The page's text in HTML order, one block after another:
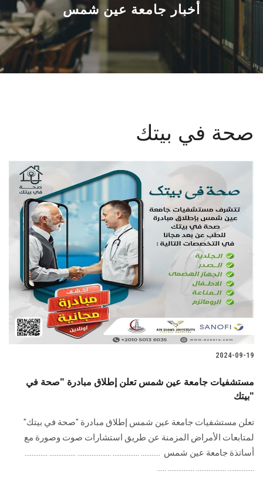
القطاعـات
الشئون الأكاديمية
البحث العلمي
الأنظمة الذكية
الإعلام
تواصل معنا
الطلاب
هيئة التدريس
الدراسات العليا
الزائـرون
سجل الان
أخبار جامعة عين شمس
صحة في بيتك‏
2024-09-19
مستشفيات جامعة عين شمس تعلن إطلاق مبادرة "صحة في
بيتك"
تعلن مستشفيات جامعة عين شمس إطلاق مبادرة "صحة في بيتك"
لمتابعات الأمراض المزمنة ‏عن طريق استشارات صوت وصورة مع
أساتذة جامعة عين شمس ‏ ........... ............... ................... ............... .............
............... ................. ............... .....